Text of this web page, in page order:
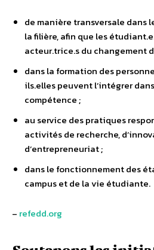
de manière transversale dans
la filière, afin que les
acteur.trice.s du changement
dans la formation des
ils.elles peuvent l’intégrer
compétence ;
au service des pratiques
activités de recherche,
d’entrepreneuriat ;
dans le fonctionnement des
campus et de la vie étudiante.
– refedd.org